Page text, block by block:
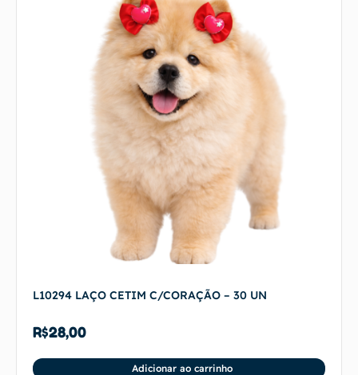
L10294 LAÇO CETIM C/CORAÇÃO – 30 UN
R$28,00
Adicionar ao carrinho